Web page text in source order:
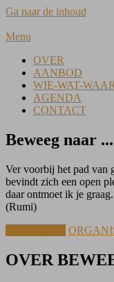
Ga naar de inhoud
Menu
OVER
AANBOD
WIE-WAT-WAAR
AGENDA
CONTACT
Beweeg naar
Ver voorbij het pad van
bevindt zich een open
daar ontmoet ik je graag.
(Rumi)
OVER